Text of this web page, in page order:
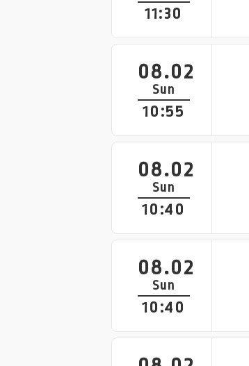
11:30
08.02
Sun
10:55
08.02
Sun
10:40
08.02
Sun
10:40